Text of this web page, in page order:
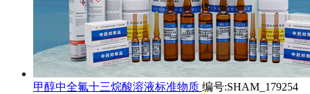
甲醇中全氟十三烷酸溶液标准物质 编号:SHAM_179254